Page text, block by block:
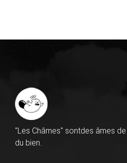
"Les Châmes" sontdes âmes
du bien.